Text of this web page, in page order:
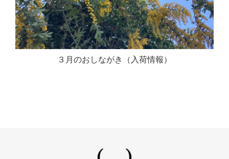
３月のおしながき（入荷情報）